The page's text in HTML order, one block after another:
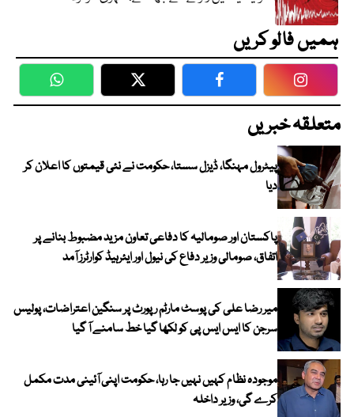
ہمیں فالو کریں
WhatsApp Twitter Facebook
متعلقہ خبریں
پیٹرول مہنگا، ڈیزل سستا، حکومت نے نئی قیمتوں کا اعلان کر
دیا
پاکستان اور صومالیہ کا دفاعی تعاون مزید مضبوط بنانے پر
اتفاق، صومالی وزیر دفاع کی نیول اور ایئرہیڈ کوارٹرز آمد
میر رضا علی کی پوسٹ مارٹم رپورٹ پر سنگین اعتراضات، پولیس
سرجن کا ایس ایس پی کو لکھا گیا خط سامنے آ گیا
موجودہ نظام کہیں نہیں جا رہا، حکومت اپنی آئینی مدت مکمل
کرے گی، وزیر داخلہ